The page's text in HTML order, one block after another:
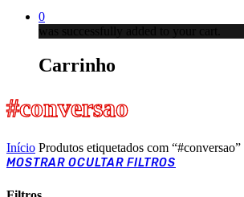
0
was successfully added to your cart.
Carrinho
#conversao
Início Produtos etiquetados com “#conversao”
MOSTRAR OCULTAR FILTROS